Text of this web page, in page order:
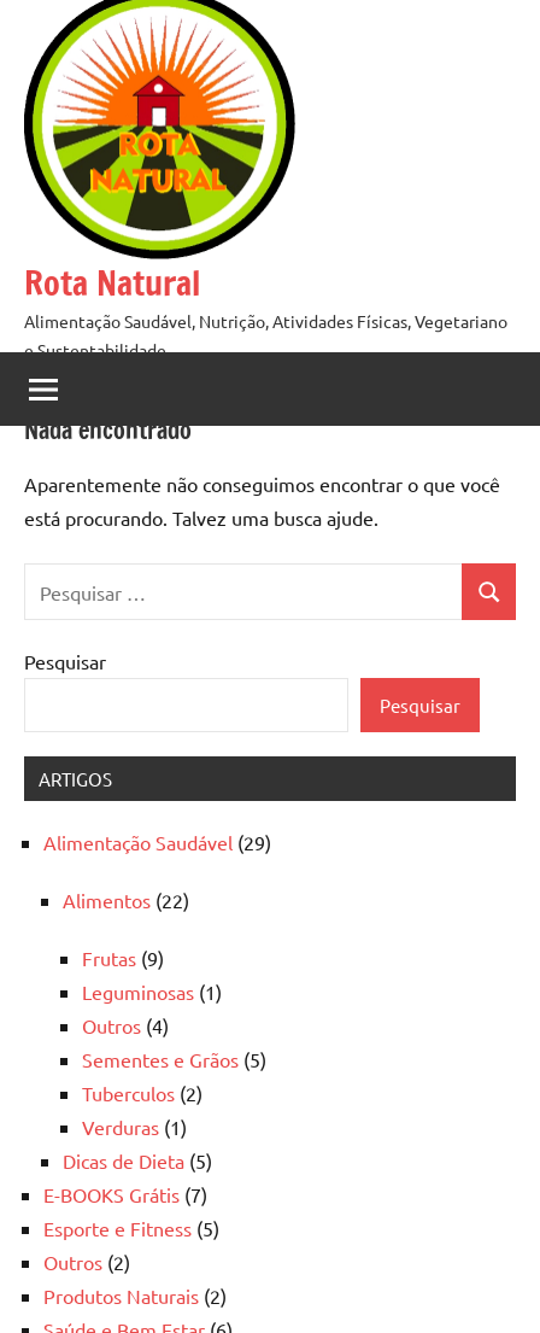
conteúdo
Rota Natural
Alimentação Saudável, Nutrição, Atividades Físicas, Vegetariano
e Sustentabilidade
Nada encontrado
Aparentemente não conseguimos encontrar o que você
está procurando. Talvez uma busca ajude.
por:
Pesquisar
Pesquisar
ARTIGOS
Alimentação Saudável (29)
Alimentos (22)
Frutas (9)
Leguminosas (1)
Outros (4)
Sementes e Grãos (5)
Tuberculos (2)
Verduras (1)
Dicas de Dieta (5)
E-BOOKS Grátis (7)
Esporte e Fitness (5)
Outros (2)
Produtos Naturais (2)